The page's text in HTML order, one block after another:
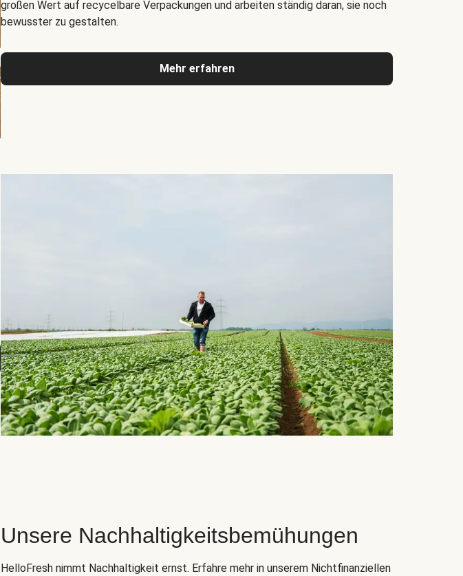
großen Wert auf recycelbare Verpackungen und arbeiten ständig daran, sie noch
bewusster zu gestalten.
Mehr erfahren
Unsere Nachhaltigkeitsbemühungen
HelloFresh nimmt Nachhaltigkeit ernst. Erfahre mehr in unserem Nichtfinanziellen